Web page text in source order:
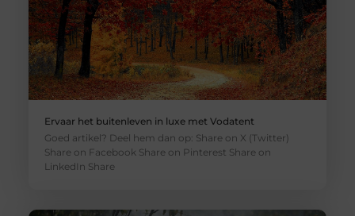
Ervaar het buitenleven in luxe met Vodatent
Goed artikel? Deel hem dan op: Share on X (Twitter)
Share on Facebook Share on Pinterest Share on
LinkedIn Share